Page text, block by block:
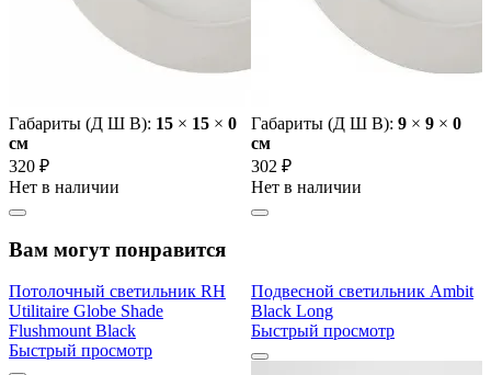
Габариты (Д Ш В): 15 × 15 × 0
cм
320 ₽
Нет в наличии
Габариты (Д Ш В): 9 × 9 × 0
cм
302 ₽
Нет в наличии
Вам могут понравится
Потолочный светильник RH
Utilitaire Globe Shade
Flushmount Black
Быстрый просмотр
Подвесной светильник Ambit
Black Long
Быстрый просмотр